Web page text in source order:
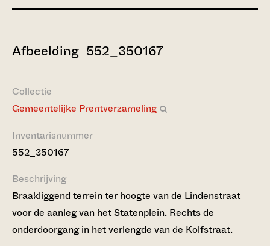
Afbeelding 552_350167
Collectie
Gemeentelijke Prentverzameling
Inventarisnummer
552_350167
Beschrijving
Braakliggend terrein ter hoogte van de Lindenstraat
voor de aanleg van het Statenplein. Rechts de
onderdoorgang in het verlengde van de Kolfstraat.